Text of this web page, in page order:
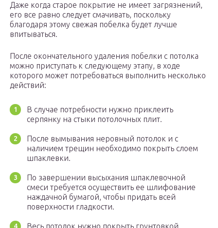
Даже когда старое покрытие не имеет загрязнений,
его все равно следует смачивать, поскольку
благодаря этому свежая побелка будет лучше
впитываться.
После окончательного удаления побелки с потолка
можно приступать к следующему этапу, в ходе
которого может потребоваться выполнить несколько
действий:
В случае потребности нужно приклеить
серпянку на стыки потолочных плит.
После вымывания неровный потолок и с
наличием трещин необходимо покрыть слоем
шпаклевки.
По завершении высыхания шпаклевочной
смеси требуется осуществить ее шлифование
наждачной бумагой, чтобы придать всей
поверхности гладкости.
Весь потолок нужно покрыть грунтовкой.